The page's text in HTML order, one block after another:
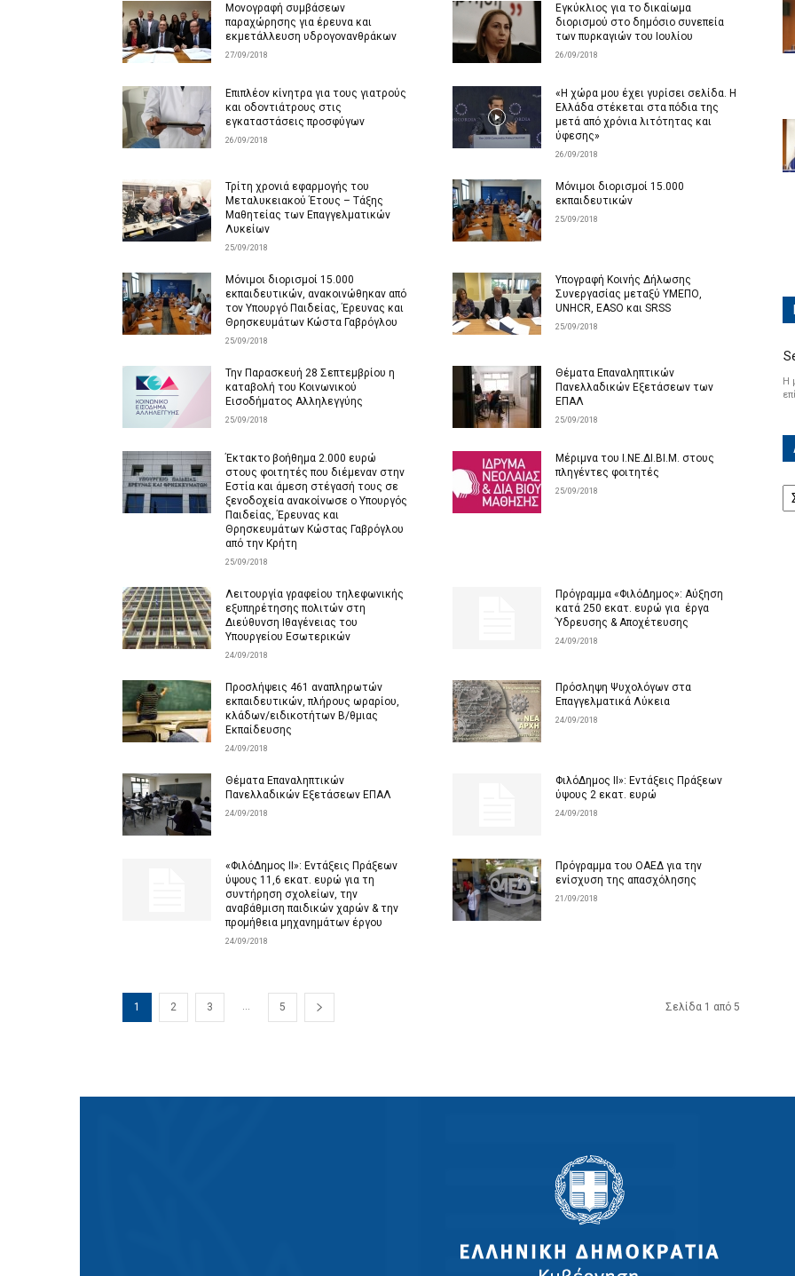
Μονογραφή συμβάσεων
παραχώρησης για έρευνα και
εκμετάλλευση υδρογονανθράκων
27/09/2018
Εγκύκλιος για το δικαίωμα
διορισμού στο δημόσιο συνεπεία
των πυρκαγιών του Ιουλίου
26/09/2018
Επιπλέον κίνητρα για τους γιατρούς
και οδοντιάτρους στις
εγκαταστάσεις προσφύγων
26/09/2018
«Η χώρα μου έχει γυρίσει σελίδα. Η
Ελλάδα στέκεται στα πόδια της
μετά από χρόνια λιτότητας και
ύφεσης»
26/09/2018
Τρίτη χρονιά εφαρμογής του
Μεταλυκειακού Έτους – Τάξης
Μαθητείας των Επαγγελματικών
Λυκείων
25/09/2018
Μόνιμοι διορισμοί 15.000
εκπαιδευτικών
25/09/2018
Μόνιμοι διορισμοί 15.000
εκπαιδευτικών, ανακοινώθηκαν από
τον Υπουργό Παιδείας, Έρευνας και
Θρησκευμάτων Κώστα Γαβρόγλου
25/09/2018
Υπογραφή Κοινής Δήλωσης
Συνεργασίας μεταξύ ΥΜΕΠΟ,
UNHCR, EASO και SRSS
25/09/2018
Την Παρασκευή 28 Σεπτεμβρίου η
καταβολή του Κοινωνικού
Εισοδήματος Αλληλεγγύης
25/09/2018
Θέματα Επαναληπτικών
Πανελλαδικών Εξετάσεων των
ΕΠΑΛ
25/09/2018
Έκτακτο βοήθημα 2.000 ευρώ
στους φοιτητές που διέμεναν στην
Εστία και άμεση στέγασή τους σε
ξενοδοχεία ανακοίνωσε ο Υπουργός
Παιδείας, Έρευνας και
Θρησκευμάτων Κώστας Γαβρόγλου
από την Κρήτη
25/09/2018
Mέριμνα του Ι.ΝΕ.ΔΙ.ΒΙ.Μ. στους
πληγέντες φοιτητές
25/09/2018
Λειτουργία γραφείου τηλεφωνικής
εξυπηρέτησης πολιτών στη
Διεύθυνση Ιθαγένειας του
Υπουργείου Εσωτερικών
24/09/2018
Πρόγραμμα «ΦιλόΔημος»: Αύξηση
κατά 250 εκατ. ευρώ για έργα
Ύδρευσης & Αποχέτευσης
24/09/2018
Προσλήψεις 461 αναπληρωτών
εκπαιδευτικών, πλήρους ωραρίου,
κλάδων/ειδικοτήτων Β/θμιας
Εκπαίδευσης
24/09/2018
Πρόσληψη Ψυχολόγων στα
Επαγγελματικά Λύκεια
24/09/2018
Θέματα Επαναληπτικών
Πανελλαδικών Εξετάσεων ΕΠΑΛ
24/09/2018
ΦιλόΔημος II»: Εντάξεις Πράξεων
ύψους 2 εκατ. ευρώ
24/09/2018
«ΦιλόΔημος II»: Εντάξεις Πράξεων
ύψους 11,6 εκατ. ευρώ για τη
συντήρηση σχολείων, την
αναβάθμιση παιδικών χαρών & την
προμήθεια μηχανημάτων έργου
24/09/2018
Πρόγραμμα του ΟΑΕΔ για την
ενίσχυση της απασχόλησης
21/09/2018
1 2 3 ... 5 Σελίδα 1 από 5
Η